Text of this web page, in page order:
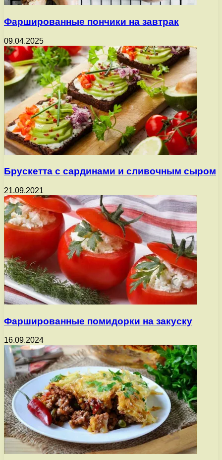
Фаршированные пончики на завтрак
09.04.2025
Брускетта с сардинами и сливочным сыром
21.09.2021
Фаршированные помидорки на закуску
16.09.2024